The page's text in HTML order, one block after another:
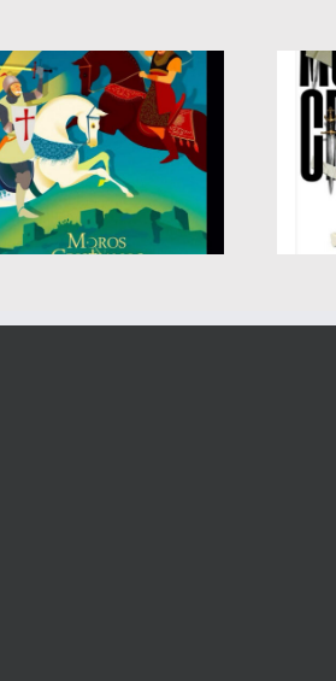
FIESTAS MOROS Y
CRISTIANOS – ALTOZANO
2026